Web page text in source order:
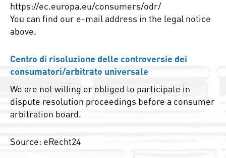
https://ec.europa.eu/consumers/odr/
You can find our e-mail address in the legal notice
above.
Centro di risoluzione delle controversie dei
consumatori/arbitrato universale
We are not willing or obliged to participate in
dispute resolution proceedings before a consumer
arbitration board.
Source: eRecht24